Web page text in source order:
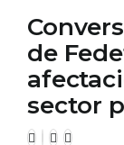
de
sector